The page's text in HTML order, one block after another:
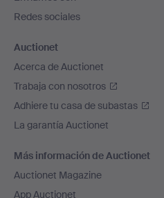
página
Redes sociales
Auctionet
Acerca de Auctionet
Trabaja con nosotros
Adhiere tu casa de subastas
La garantía Auctionet
Más información de Auctionet
Auctionet Magazine
App Auctionet